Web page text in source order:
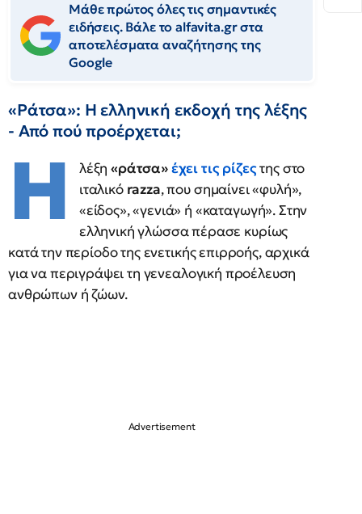
Μάθε πρώτος όλες τις σημαντικές
ειδήσεις. Βάλε το alfavita.gr στα
αποτελέσματα αναζήτησης της
Google
«Ράτσα»: Η ελληνική εκδοχή της λέξης
- Από πού προέρχεται;
Η λέξη«ράτσα»έχει τις ρίζεςτης στο
ιταλικό razza, που σημαίνει «φυλή»,
«είδος», «γενιά» ή «καταγωγή». Στην
ελληνική γλώσσα πέρασε κυρίως
κατά την περίοδο της ενετικής επιρροής, αρχικά
για να περιγράψει τη γενεαλογική προέλευση
ανθρώπων ή ζώων.